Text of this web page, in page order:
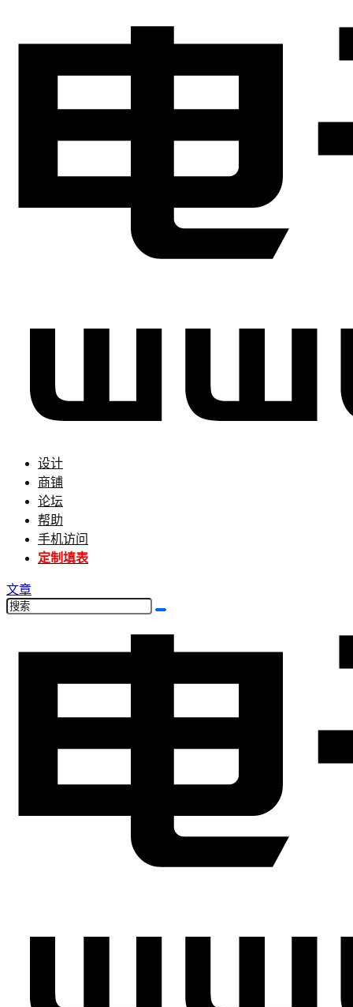
设计
商铺
论坛
帮助
手机访问
定制填表
文章